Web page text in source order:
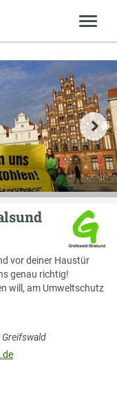
vor deiner Haustür
genau richtig!
will, am Umweltschutz